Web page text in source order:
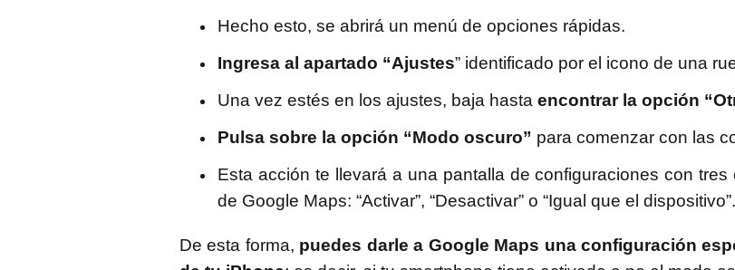
Hecho esto, se abrirá un menú de opciones rápidas.
Ingresa al apartado “Ajustes” identificado por el icono de una
Una vez estés en los ajustes, baja hasta encontrar la opción
Pulsa sobre la opción “Modo oscuro” para comenzar con las
Esta acción te llevará a una pantalla de configuraciones con
de Google Maps: “Activar”, “Desactivar” o “Igual que el dispositivo”.
De esta forma, puedes darle a Google Maps una configuración